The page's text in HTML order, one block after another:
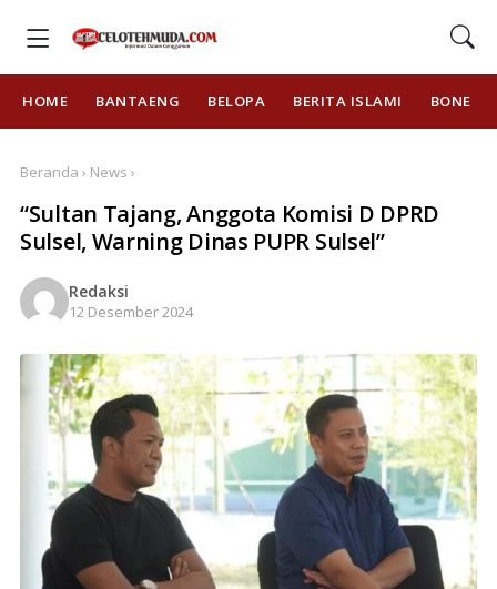
HOME BANTAENG BELOPA BERITA ISLAMI BONE
Beranda › News ›
“Sultan Tajang, Anggota Komisi D DPRD
Sulsel, Warning Dinas PUPR Sulsel”
Redaksi
12 Desember 2024